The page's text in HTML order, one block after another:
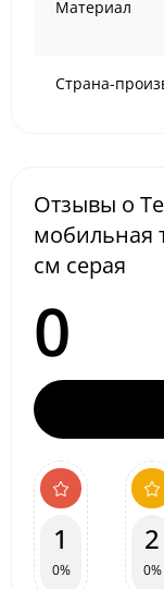
Материал
Страна-
Отзывы о
мобильная
см серая
0
1
0%
2
0%